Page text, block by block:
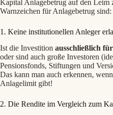
Kapital Anlagebetrug auf den Leim
Warnzeichen für Anlagebetrug sind:
1. Keine institutionellen Anleger
Ist die Investition ausschließlich
oder sind auch große Investoren
Pensionsfonds, Stiftungen und
Das kann man auch erkennen,
Anlagelimit gibt!
2. Die Rendite im Vergleich zum